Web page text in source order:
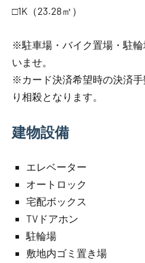
□1K（23.28㎡）
※駐車場・バイク置場・駐
いませ。
※カード決済希望時の決済手
り相殺となります。
建物設備
エレベーター
オートロック
宅配ボックス
TVドアホン
駐輪場
敷地内ゴミ置き場